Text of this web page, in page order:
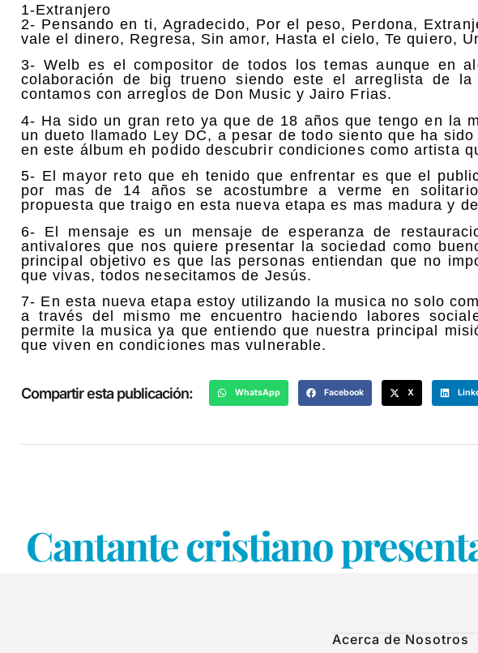
1-Extranjero
2- Pensando en ti, Agradecido, Por el peso, Perdona,
vale el dinero, Regresa, Sin amor, Hasta el cielo, Te quiero,
3- Welb es el compositor de todos los temas aunque en
colaboración de big trueno siendo este el arreglista de la
contamos con arreglos de Don Music y Jairo Frias.
4- Ha sido un gran reto ya que de 18 años que tengo en la
un dueto llamado Ley DC, a pesar de todo siento que ha
en este álbum eh podido descubrir condiciones como artista
5- El mayor reto que eh tenido que enfrentar es que el
por mas de 14 años se acostumbre a verme en
propuesta que traigo en esta nueva etapa es mas madura y
6- El mensaje es un mensaje de esperanza de
antivalores que nos quiere presentar la sociedad como
principal objetivo es que las personas entiendan que no
que vivas, todos nesecitamos de Jesús.
7- En esta nueva etapa estoy utilizando la musica no solo
a través del mismo me encuentro haciendo labores
permite la musica ya que entiendo que nuestra principal
que viven en condiciones mas vulnerable.
Compartir esta publicación: WhatsApp Facebook X
Cantante cristiano
Acerca de Nosotros